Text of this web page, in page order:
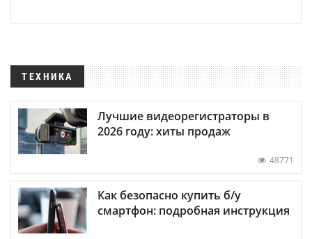
ТЕХНИКА
Лучшие видеорегистраторы в
2026 году: хиты продаж
48771
Как безопасно купить б/у
смартфон: подробная инструкция